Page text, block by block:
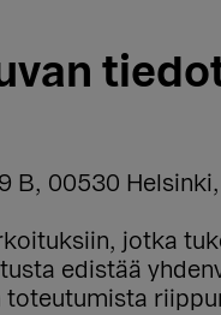
B, 00530 Helsinki,
jotka
edistää
toteutumista